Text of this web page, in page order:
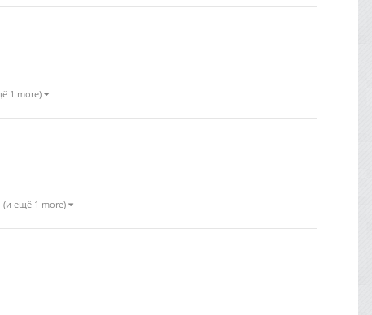
1 more)
(и ещё 1 more)